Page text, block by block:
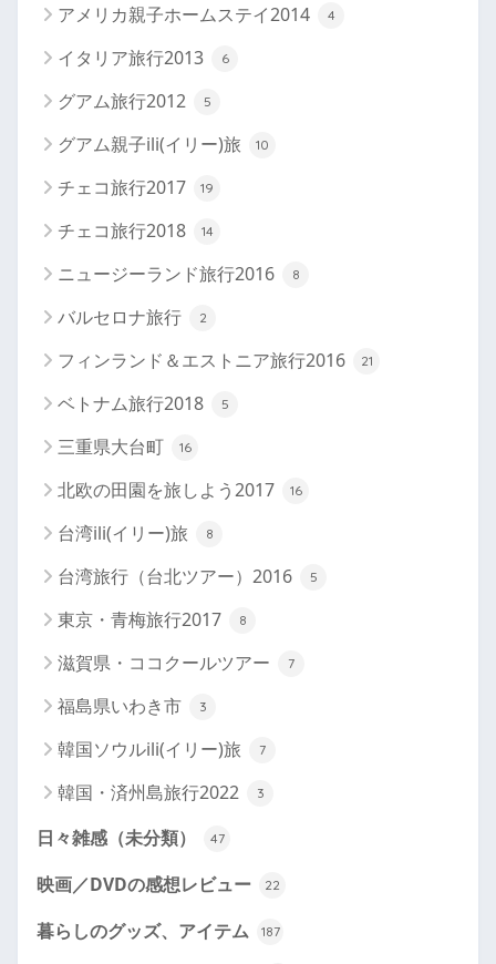
アメリカ親子ホームステイ2014 4
イタリア旅行2013 6
グアム旅行2012 5
グアム親子ili(イリー)旅 10
チェコ旅行2017 19
チェコ旅行2018 14
ニュージーランド旅行2016 8
バルセロナ旅行 2
フィンランド＆エストニア旅行2016 21
ベトナム旅行2018 5
三重県大台町 16
北欧の田園を旅しよう2017 16
台湾ili(イリー)旅 8
台湾旅行（台北ツアー）2016 5
東京・青梅旅行2017 8
滋賀県・ココクールツアー 7
福島県いわき市 3
韓国ソウルili(イリー)旅 7
韓国・済州島旅行2022 3
日々雑感（未分類） 47
映画／DVDの感想レビュー 22
暮らしのグッズ、アイテム 187